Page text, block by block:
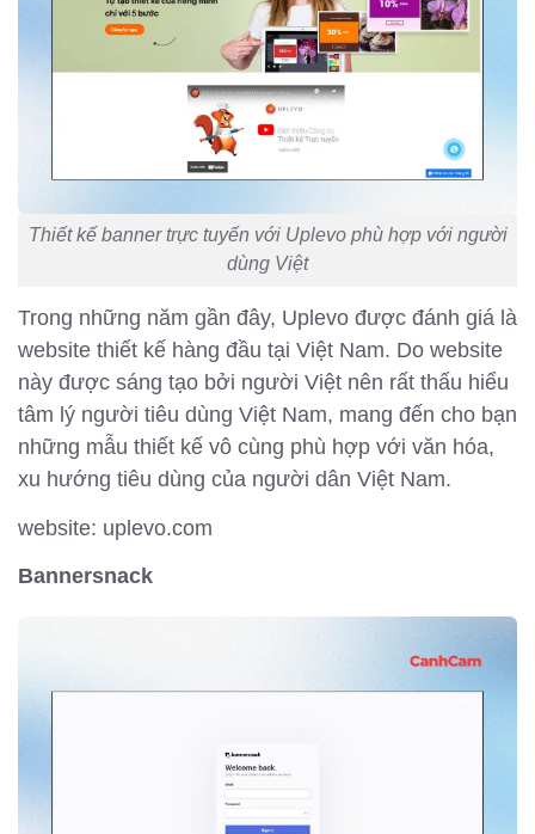
Thiết kế banner trực tuyến với Uplevo phù hợp với người
dùng Việt
Trong những năm gần đây, Uplevo được đánh giá là
website thiết kế hàng đầu tại Việt Nam. Do website
này được sáng tạo bởi người Việt nên rất thấu hiểu
tâm lý người tiêu dùng Việt Nam, mang đến cho bạn
những mẫu thiết kế vô cùng phù hợp với văn hóa,
xu hướng tiêu dùng của người dân Việt Nam.
website: uplevo.com
Bannersnack